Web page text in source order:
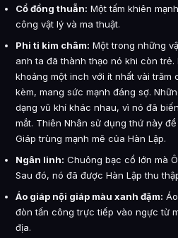
Cổ đồng thuẫn: Một tấm khiên
công vật lý và ma thuật.
Phi ti kim châm: Một trong những
anh ta đã thành thạo nó khi còn
khoảng một inch với ít nhất vài
kèm, mang sức mạnh đáng sợ.
dạng vũ khí khác nhau, vì nó đã
mắt. Thiên Nhân sử dụng thứ này
Giáp trùng mạnh mẽ của Hàn Lập.
Ngân linh: Chuông bạc cổ lớn mà
Sau đó, nó đã được Hàn Lập thu
Áo giáp nội giáp màu xanh đậm:
đòn tấn công trực tiếp vào ngực từ
địa.